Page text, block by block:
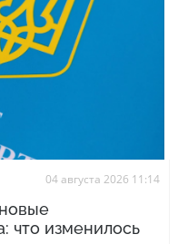
04 августа 2026 11:14
что изменилось